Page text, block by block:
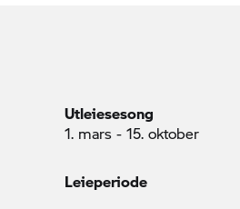
Utleiesesong
1. mars - 15. oktober
Leieperiode